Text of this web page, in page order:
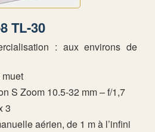
TL-30
: aux environs de
S Zoom 10.5-32 mm – f/1,7
3
aérien, de 1 m à l’infini